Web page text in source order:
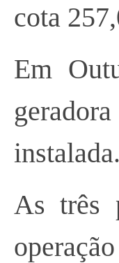
cota
Em
instalada.
As três